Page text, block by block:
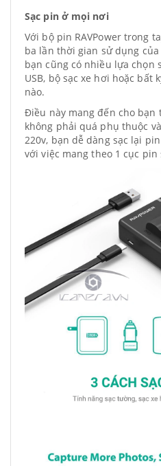
Sạc pin ở mọi nơi
Với bộ pin RAVPower trong
ba lần thời gian sử dụng
bạn cũng có nhiều lựa chọn
USB, bộ sạc xe hơi hoặc bất
nào.
Điều này mang đến cho bạn
không phải quá phụ thuộc
220v, bạn dễ dàng sạc lại
với việc mang theo 1 cục pin